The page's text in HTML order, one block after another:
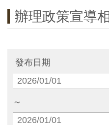
識
臺
博
辦理政策宣導
發布日期
～